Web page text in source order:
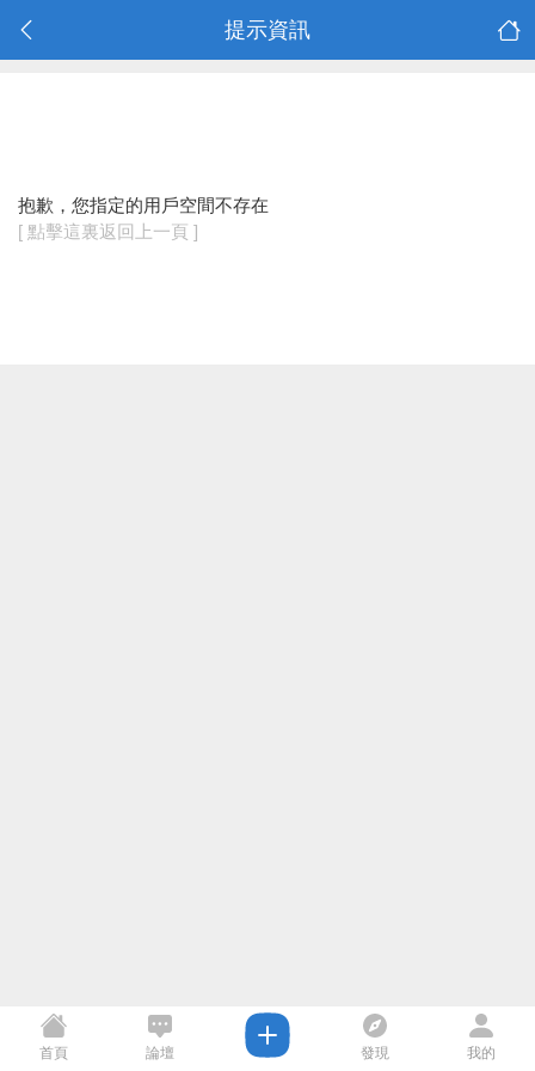
提示資訊
抱歉，您指定的用戶空間不存在
[ 點擊這裏返回上一頁 ]
首頁 論壇 發現 我的